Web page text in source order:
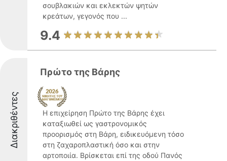
σουβλακιών και εκλεκτών ψητών
κρεάτων, γεγονός που ...
9.4
Διακριθέντες
Πρώτο της Βάρης
Η επιχείρηση Πρώτο της Βάρης έχει
καταξιωθεί ως γαστρονομικός
προορισμός στη Βάρη, ειδικευόμενη τόσο
στη ζαχαροπλαστική όσο και στην
αρτοποιία. Βρίσκεται επί της οδού Πανός